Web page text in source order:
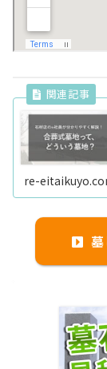
re-